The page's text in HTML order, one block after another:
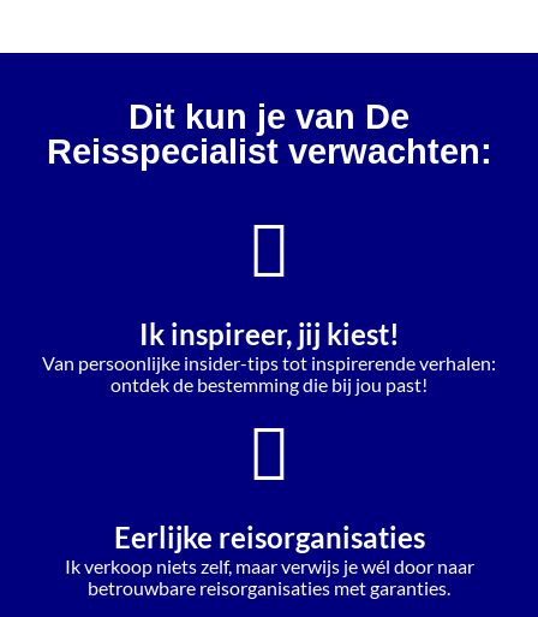
Dit kun je van De
Reisspecialist verwachten:
Ik inspireer, jij kiest!
Van persoonlijke insider-tips tot inspirerende verhalen:
ontdek de bestemming die bij jou past!
Eerlijke reisorganisaties
Ik verkoop niets zelf, maar verwijs je wél door naar
betrouwbare reisorganisaties met garanties.